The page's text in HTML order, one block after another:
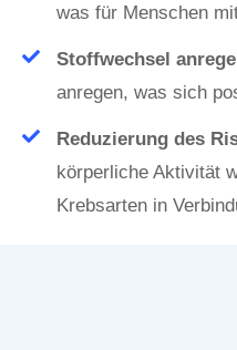
was für Menschen
Stoffwechsel
anregen, was sich
Reduzierung des
körperliche Aktivität
Krebsarten in